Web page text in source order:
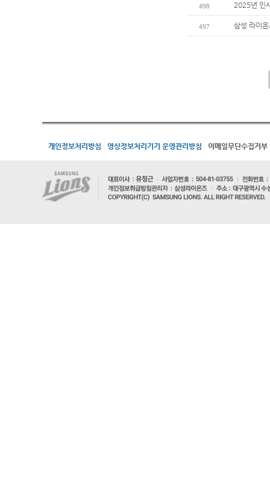
498 2025년 인
497 삼성 라이
개인정보처리방침 영상정보처리기기 운영관리방침 이메일무단수집거부